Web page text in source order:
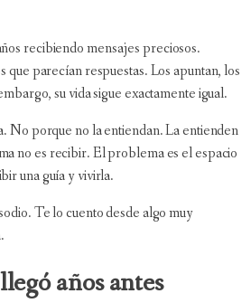
recibiendo mensajes preciosos.
que parecían respuestas. Los apuntan, los
su vida sigue exactamente igual.
No porque no la entiendan. La entienden
no es recibir. El problema es el espacio
una guía y vivirla.
Te lo cuento desde algo muy
años antes